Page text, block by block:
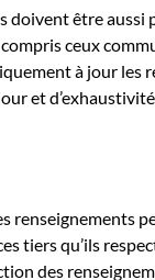
doivent être aussi
ceux
à jour les
et
renseignements
tiers qu’ils
des